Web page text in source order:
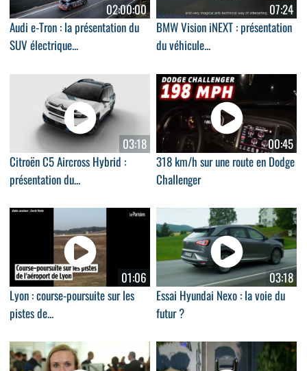
02:00:00
Audi e-Tron : la présentation du
SUV électrique...
07:24
BMW Vision iNEXT : présentation
du véhicule...
03:18
Citroën C5 Aircross Hybrid :
présentation du...
00:45
318 km/h sur une route en Dodge
Challenger
01:06
Lyon : course-poursuite sur les
pistes de...
03:18
Essai Hyundai Nexo : la voie du
futur ?